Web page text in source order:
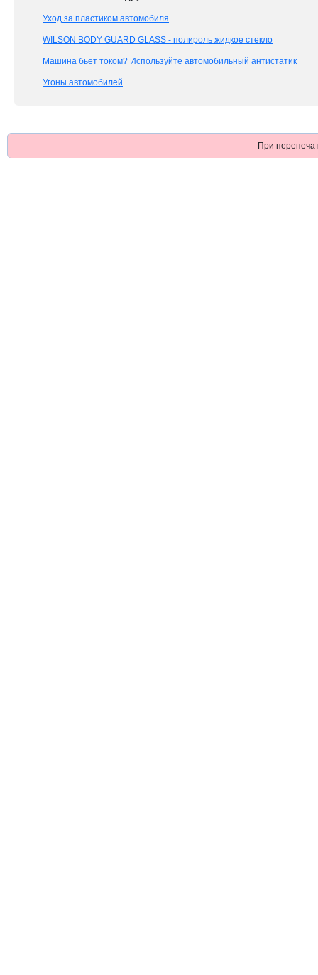
Уход за пластиком автомобиля
WILSON BODY GUARD GLASS - полироль жидкое стекло
Машина бьет током? Используйте автомобильный антистатик
Угоны автомобилей
При